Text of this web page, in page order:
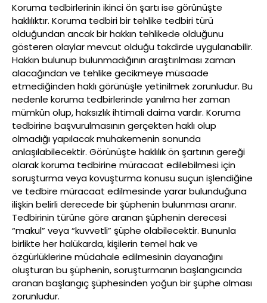
Koruma tedbirlerinin ikinci ön şartı ise görünüşte
haklılıktır. Koruma tedbiri bir tehlike tedbiri türü
olduğundan ancak bir hakkın tehlikede olduğunu
gösteren olaylar mevcut olduğu takdirde uygulanabilir.
Hakkın bulunup bulunmadığının araştırılması zaman
alacağından ve tehlike gecikmeye müsaade
etmediğinden haklı görünüşle yetinilmek zorunludur. Bu
nedenle koruma tedbirlerinde yanılma her zaman
mümkün olup, haksızlık ihtimali daima vardır. Koruma
tedbirine başvurulmasının gerçekten haklı olup
olmadığı yapılacak muhakemenin sonunda
anlaşılabilecektir. Görünüşte haklılık ön şartının gereği
olarak koruma tedbirine müracaat edilebilmesi için
soruşturma veya kovuşturma konusu suçun işlendiğine
ve tedbire müracaat edilmesinde yarar bulunduğuna
ilişkin belirli derecede bir şüphenin bulunması aranır.
Tedbirinin türüne göre aranan şüphenin derecesi
“makul” veya “kuvvetli” şüphe olabilecektir. Bununla
birlikte her halükarda, kişilerin temel hak ve
özgürlüklerine müdahale edilmesinin dayanağını
oluşturan bu şüphenin, soruşturmanın başlangıcında
aranan başlangıç şüphesinden yoğun bir şüphe olması
zorunludur.